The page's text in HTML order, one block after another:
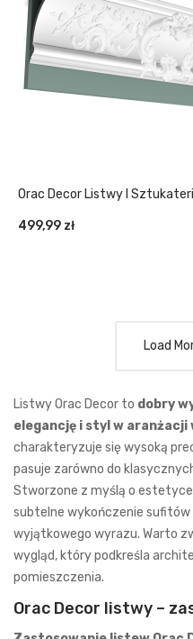
Listwy Orac Decor to dobry
elegancję i styl w
charakteryzuje się wysoką
pasuje zarówno do
Stworzone z myślą o
subtelne wykończenie sufitów
wyjątkowego wyrazu. Warto
wygląd, który podkreśla
pomieszczenia.
Orac Decor listwy –
Orac Decor Listwy I
499,99 zł
Load